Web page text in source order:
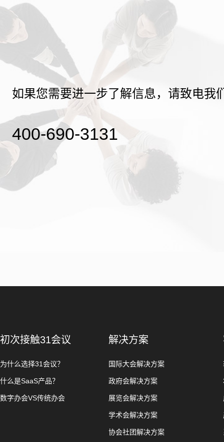
如果您需要进一步了解信息，请致电我
400-690-3131
初次接触31会议
为什么选择31会议？
什么是SaaS产品？
数字办会VS传统办会
解决方案
国际大会解决方案
政府会解决方案
展览会解决方案
学术会解决方案
协会社团解决方案